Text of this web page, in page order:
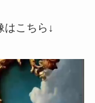
はこちら↓